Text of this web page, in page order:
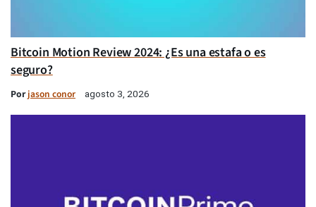
Bitcoin Motion Review 2024: ¿Es una estafa o es
seguro?
Porjason conor agosto 3, 2026